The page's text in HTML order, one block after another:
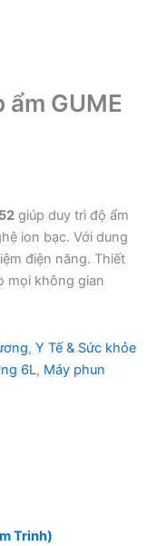
GUME
giúp duy trì độ ẩm
ion bạc. Với dung
điện năng. Thiết
mọi không gian
, Y Tế & Sức khỏe
6L, Máy phun
Trinh)